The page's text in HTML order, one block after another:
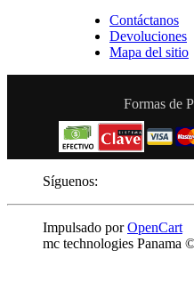
Contáctanos
Devoluciones
Mapa del sitio
Formas de
Síguenos:
Impulsado porOpenCart
mc technologies Panama